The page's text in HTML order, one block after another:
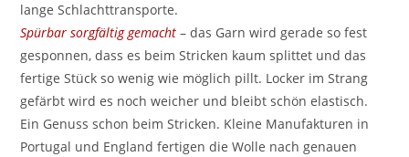
lange Schlachttransporte.
Spürbar sorgfältig gemacht – das Garn wird gerade so fest
gesponnen, dass es beim Stricken kaum splittet und das
fertige Stück so wenig wie möglich pillt. Locker im Strang
gefärbt wird es noch weicher und bleibt schön elastisch.
Ein Genuss schon beim Stricken. Kleine Manufakturen in
Portugal und England fertigen die Wolle nach genauen